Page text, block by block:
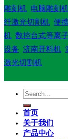
雕刻机 电脑雕刻
纤激光切割机 便
机 数控台式等离
设备 济南开料机
激光切割机
Search
首页
关于我们
产品中心